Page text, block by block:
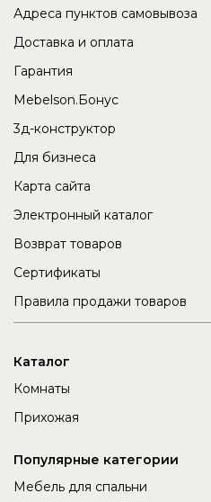
Адреса пунктов самовывоза
Доставка и оплата
Гарантия
Mebelson.Бонус
3д-конструктор
Для бизнеса
Карта сайта
Электронный каталог
Возврат товаров
Сертификаты
Правила продажи товаров
Каталог
Комнаты
Прихожая
Популярные категории
Мебель для спальни